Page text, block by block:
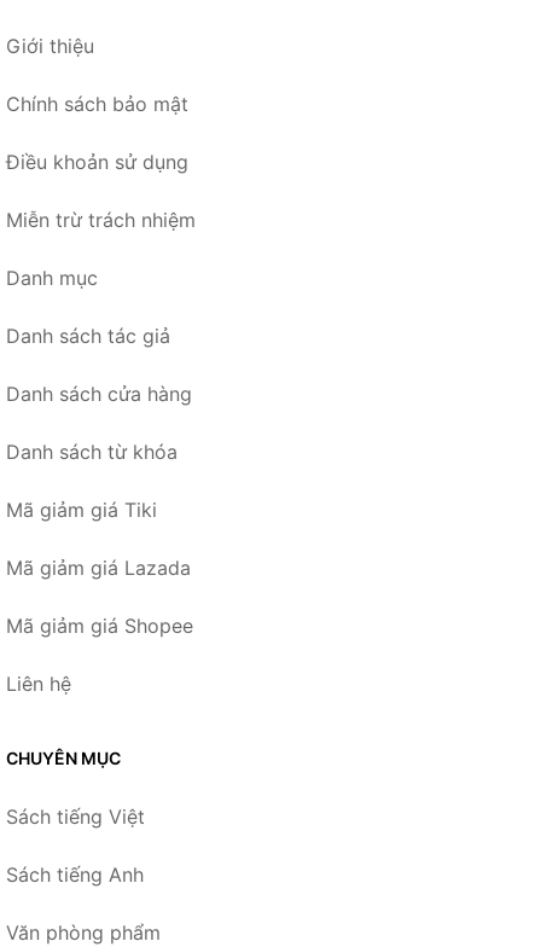
Giới thiệu
Chính sách bảo mật
Điều khoản sử dụng
Miễn trừ trách nhiệm
Danh mục
Danh sách tác giả
Danh sách cửa hàng
Danh sách từ khóa
Mã giảm giá Tiki
Mã giảm giá Lazada
Mã giảm giá Shopee
Liên hệ
CHUYÊN MỤC
Sách tiếng Việt
Sách tiếng Anh
Văn phòng phẩm